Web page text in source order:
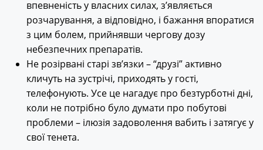
впевненість у власних силах, з’являється
розчарування, а відповідно, і бажання впоратися
з цим болем, прийнявши чергову дозу
небезпечних препаратів.
Не розірвані старі зв’язки – “друзі” активно
кличуть на зустрічі, приходять у гості,
телефонують. Усе це нагадує про безтурботні дні,
коли не потрібно було думати про побутові
проблеми – ілюзія задоволення вабить і затягує у
свої тенета.